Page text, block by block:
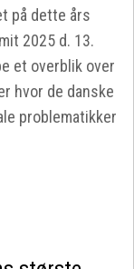
på dette års
2025 d. 13.
et overblik over
hvor de danske
problematikker